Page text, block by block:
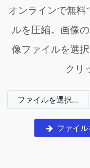
オンラインで無
ルを圧縮。画像
像ファイルを選
クリ
ファイルを選択…
ファイ